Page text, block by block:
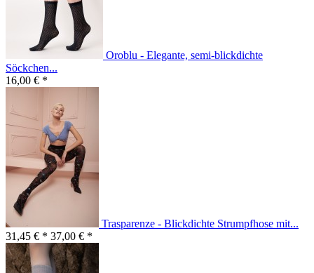
Oroblu - Elegante, semi-blickdichte
Söckchen...
16,00 € *
Trasparenze - Blickdichte Strumpfhose mit...
31,45 € * 37,00 € *